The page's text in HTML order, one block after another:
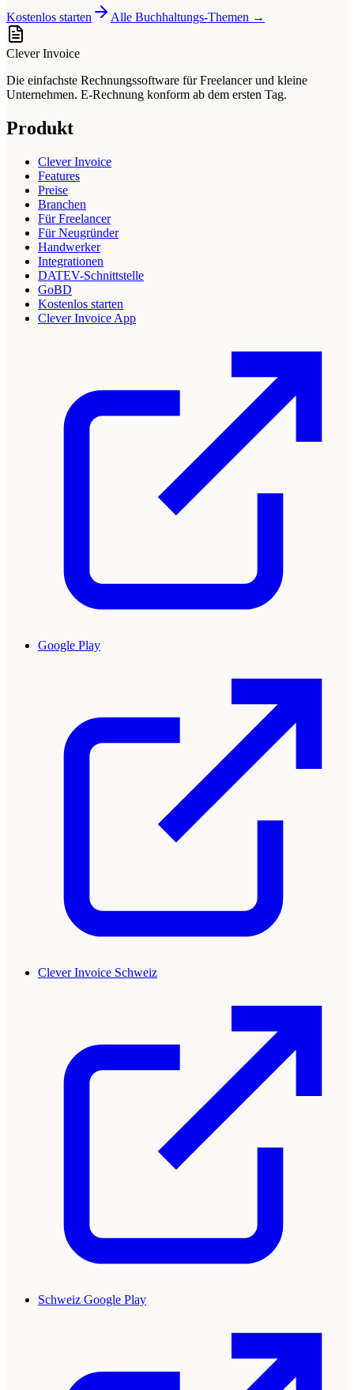
Kostenlos starten Alle Buchhaltungs-Themen →
Clever Invoice
Die einfachste Rechnungssoftware für Freelancer und kleine
Unternehmen. E-Rechnung konform ab dem ersten Tag.
Produkt
Clever Invoice
Features
Preise
Branchen
Für Freelancer
Für Neugründer
Handwerker
Integrationen
DATEV-Schnittstelle
GoBD
Kostenlos starten
Clever Invoice App
Google Play
Clever Invoice Schweiz
Schweiz Google Play